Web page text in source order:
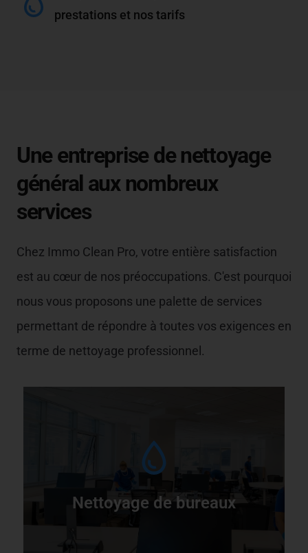
prestations et nos tarifs
Une entreprise de nettoyage
général aux nombreux
services
Chez Immo Clean Pro, votre entière satisfaction
est au cœur de nos préoccupations. C'est pourquoi
nous vous proposons une palette de services
permettant de répondre à toutes vos exigences en
terme de nettoyage professionnel.
Nettoyage de bureaux